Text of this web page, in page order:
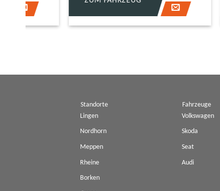
Standorte
Lingen
Nordhorn
Meppen
Rheine
Borken
Fahrzeuge
Volkswagen
Skoda
Seat
Audi